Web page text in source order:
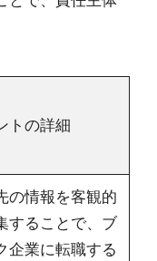
トの詳細
の情報を客観的
することで、ブ
企業に転職する